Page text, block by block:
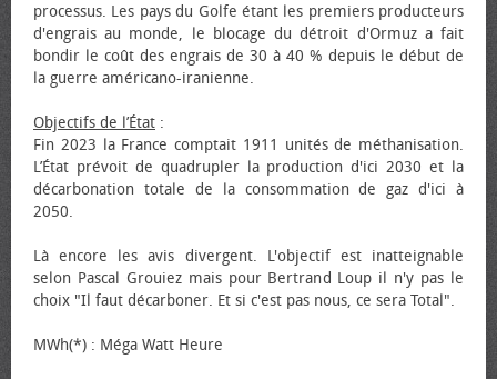
processus. Les pays du Golfe étant les premiers producteurs
d'engrais au monde, le blocage du détroit d'Ormuz a fait
bondir le coût des engrais de 30 à 40 % depuis le début de
la guerre américano-iranienne.
Objectifs de l’État :
Fin 2023 la France comptait 1911 unités de méthanisation.
L’État prévoit de quadrupler la production d'ici 2030 et la
décarbonation totale de la consommation de gaz d'ici à
2050.
Là encore les avis divergent. L'objectif est inatteignable
selon Pascal Grouiez mais pour Bertrand Loup il n'y pas le
choix "Il faut décarboner. Et si c'est pas nous, ce sera Total".
MWh(*) : Méga Watt Heure